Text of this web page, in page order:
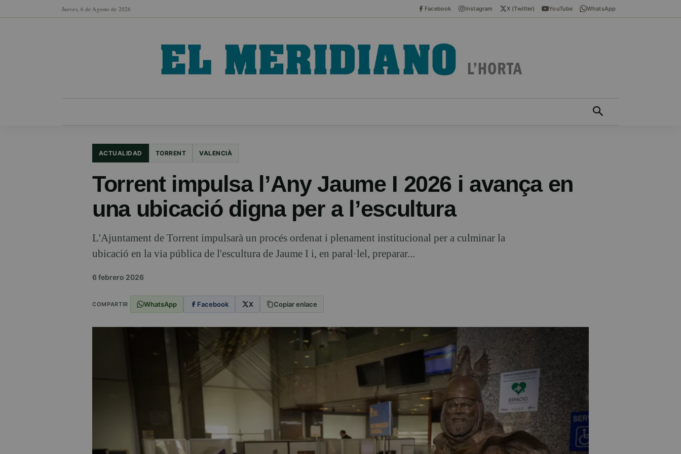
Jueves, 6 de Agosto de 2026 Facebook Instagram X (Twitter) YouTube WhatsApp
ACTUALIDAD TORRENT VALENCIÀ
Torrent impulsa l’Any Jaume I 2026 i avança en
una ubicació digna per a l’escultura
L'Ajuntament de Torrent impulsarà un procés ordenat i plenament institucional per a culminar la
ubicació en la via pública de l'escultura de Jaume I i, en paral·lel, preparar...
6 febrero 2026
COMPARTIR WhatsApp Facebook X Copiar enlace